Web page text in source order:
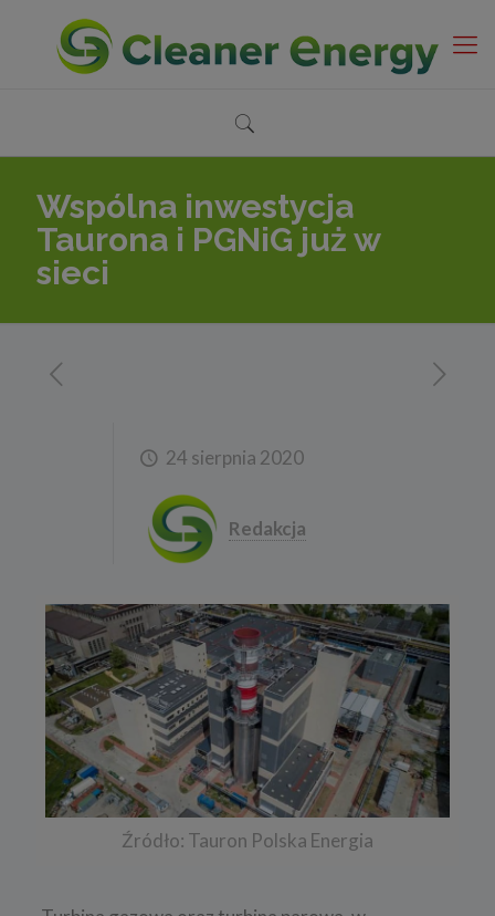
Wspólna inwestycja
Taurona i PGNiG już w
sieci
24 sierpnia 2020
Redakcja
Źródło: Tauron Polska Energia